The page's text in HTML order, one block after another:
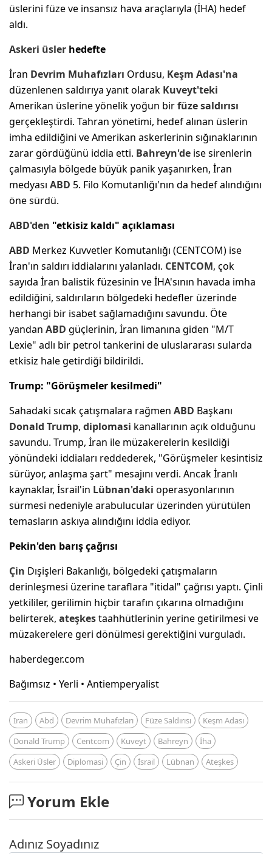
üslerini füze ve insansız hava araçlarıyla (İHA) hedef
aldı.
Askeri üsler hedefte
İran Devrim Muhafızları Ordusu, Keşm Adası'na
düzenlenen saldırıya yanıt olarak Kuveyt'teki
Amerikan üslerine yönelik yoğun birfüze saldırısı
gerçekleştirdi. Tahran yönetimi, hedef alınan üslerin
imha edildiğini ve Amerikan askerlerinin sığınaklarının
zarar gördüğünü iddia etti. Bahreyn'de ise sirenlerin
çalmasıyla bölgede büyük panik yaşanırken, İran
medyası ABD 5. Filo Komutanlığı'nın da hedef alındığını
öne sürdü.
ABD'den "etkisiz kaldı" açıklaması
ABD Merkez Kuvvetler Komutanlığı (CENTCOM) ise
İran'ın saldırı iddialarını yalanladı. CENTCOM, çok
sayıda İran balistik füzesinin ve İHA'sının havada imha
edildiğini, saldırıların bölgedeki hedefler üzerinde
herhangi bir isabet sağlamadığını savundu. Öte
yandan ABD güçlerinin, İran limanına giden "M/T
Lexie" adlı bir petrol tankerini de uluslararası sularda
etkisiz hale getirdiği bildirildi.
Trump: "Görüşmeler kesilmedi"
Sahadaki sıcak çatışmalara rağmen ABD Başkanı
Donald Trump, diplomasi kanallarının açık olduğunu
savundu. Trump, İran ile müzakerelerin kesildiği
yönündeki iddiaları reddederek, "Görüşmeler kesintisiz
sürüyor, anlaşma şart" mesajını verdi. Ancak İranlı
kaynaklar, İsrail'in Lübnan'daki operasyonlarının
sürmesi nedeniyle arabulucular üzerinden yürütülen
temasların askıya alındığını iddia ediyor.
Pekin'den barış çağrısı
Çin Dışişleri Bakanlığı, bölgedeki çatışmaların
derinleşmesi üzerine taraflara "itidal" çağrısı yaptı. Çinli
yetkililer, gerilimin hiçbir tarafın çıkarına olmadığını
belirterek, ateşkestaahhütlerinin yerine getirilmesi ve
müzakerelere geri dönülmesi gerektiğini vurguladı.
haberdeger.com
Bağımsız • Yerli • Antiemperyalist
İran Abd Devrim Muhafızları Füze Saldırısı
Keşm Adası
Donald Trump
Centcom Kuveyt Bahreyn
İha
Askeri Üsler
Diplomasi Çin İsrail Lübnan Ateşkes
Yorum Ekle
Adınız Soyadınız